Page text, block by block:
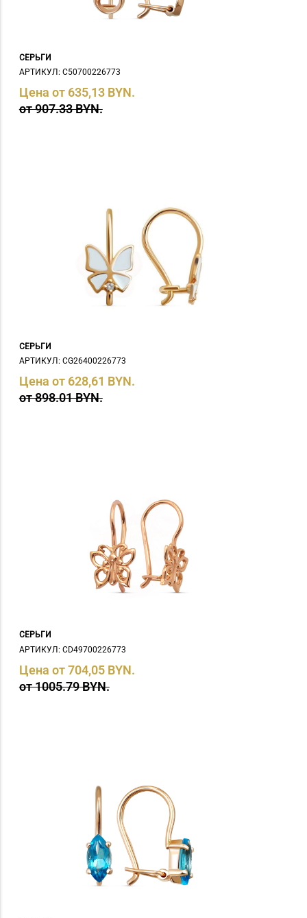
СЕРЬГИ
АРТИКУЛ: С50700226773
Цена от 635,13 BYN.
от 907.33 BYN.
СЕРЬГИ
АРТИКУЛ: СG26400226773
Цена от 628,61 BYN.
от 898.01 BYN.
СЕРЬГИ
АРТИКУЛ: СD49700226773
Цена от 704,05 BYN.
от 1005.79 BYN.